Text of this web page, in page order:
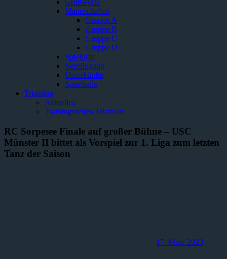
Grußworte
Mannschaften
Gruppe A
Gruppe B
Gruppe C
Gruppe D
Spielplan
Verpflegung
Unterkünfte
Sporthalle
Triathlon
Aktuelles
Trainingszeiten Triathlon
RC Sorpesee Finale auf großer Bühne – USC
Münster II bittet als Vorspiel zur 1. Liga zum letzten
Tanz der Saison
17. März 2023